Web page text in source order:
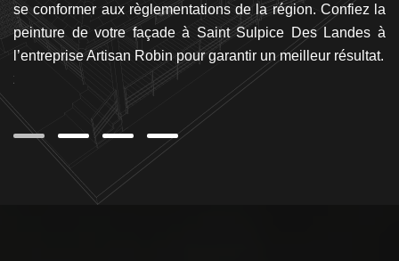
se conformer aux règlementations de la région. Confiez la
peinture de votre façade à Saint Sulpice Des Landes à
l’entreprise Artisan Robin pour garantir un meilleur résultat.